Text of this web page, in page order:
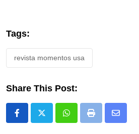
Tags:
revista momentos usa
Share This Post:
Whatsapp
Print
Share